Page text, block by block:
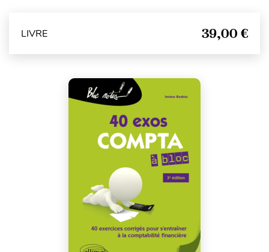
LIVRE 39,00 €